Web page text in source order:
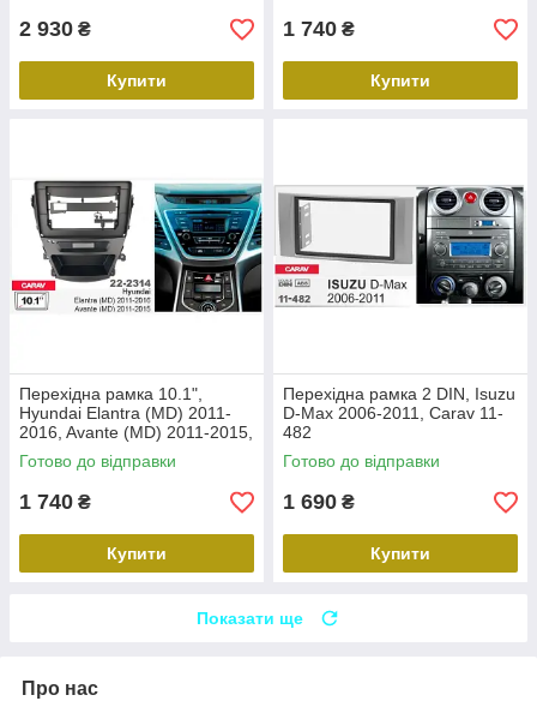
2 930 ₴
Купити
1 740 ₴
Купити
Перехідна рамка 10.1",
Hyundai Elantra (MD) 2011-
2016, Avante (MD) 2011-2015,
Carav 22-2314
Готово до відправки
1 740 ₴
Купити
Перехідна рамка 2 DIN, Isuzu
D-Max 2006-2011, Carav 11-
482
Готово до відправки
1 690 ₴
Купити
Показати ще
Про нас